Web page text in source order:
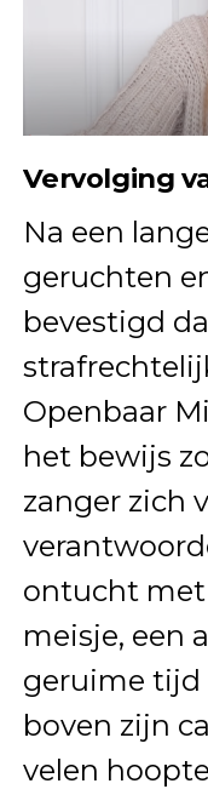
Vervolging
Na een
geruchten
bevestigd
Openbaar
het bewijs
zanger zich
ontucht
meisje, een
geruime tijd
boven zijn
velen